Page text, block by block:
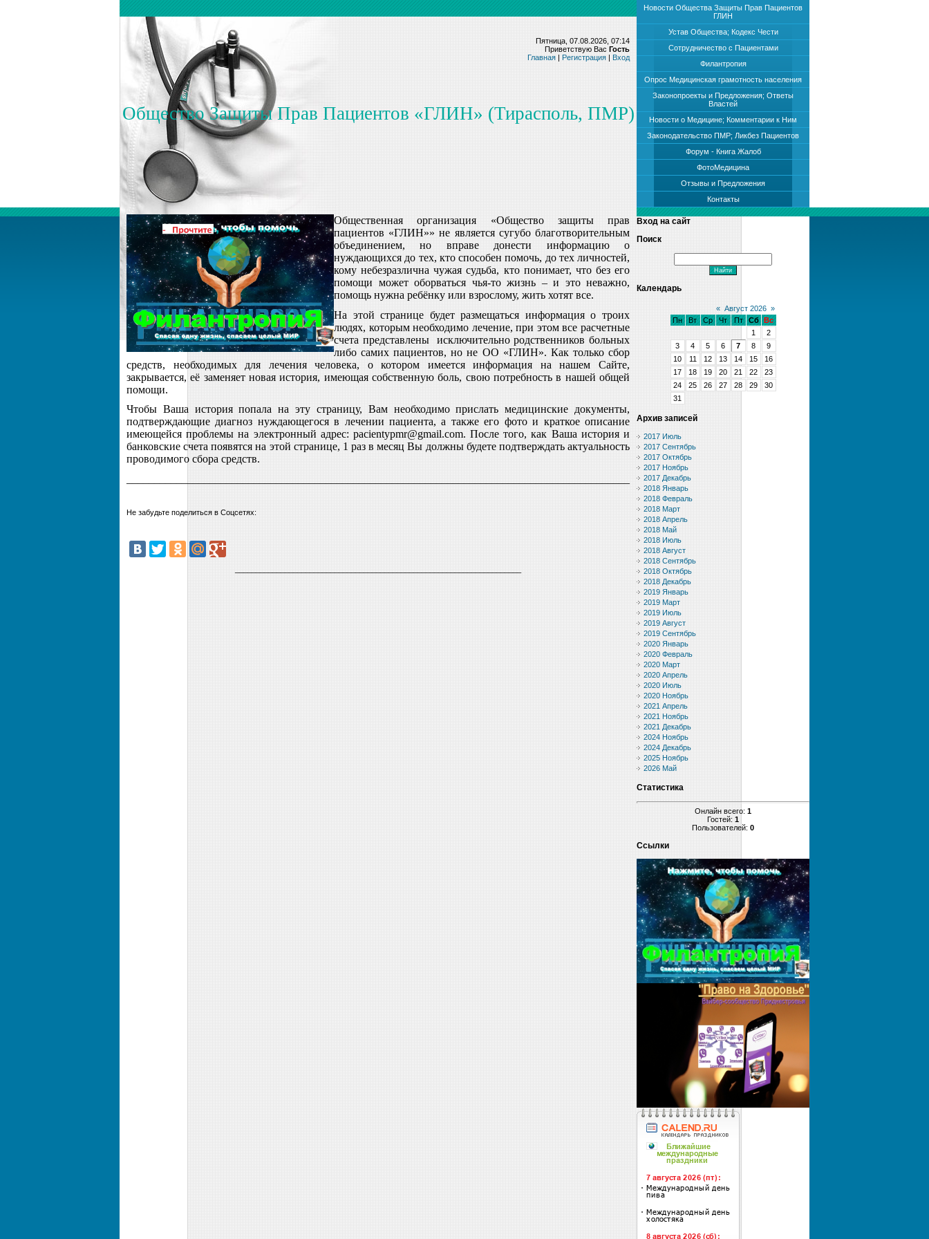
Новости Общества Защиты Прав Пациентов
ГЛИН
Устав Общества; Кодекс Чести
Сотрудничество с Пациентами
Филантропия
Опрос Медицинская грамотность населения
Законопроекты и Предложения; Ответы
Властей
Новости о Медицине; Комментарии к Ним
Законодательство ПМР; Ликбез Пациентов
Форум - Книга Жалоб
ФотоМедицина
Отзывы и Предложения
Контакты
Пятница, 07.08.2026, 07:14
Приветствую Вас Гость
Главная | Регистрация | Вход
Общество Защиты Прав Пациентов «ГЛИН» (Тирасполь, ПМР)
Общественная организация «Общество защиты прав
пациентов «ГЛИН»» не является сугубо благотворительным
объединением, но вправе донести информацию о
нуждающихся до тех, кто способен помочь, до тех личностей,
кому небезразлична чужая судьба, кто понимает, что без его
помощи может оборваться чья-то жизнь – и это неважно,
помощь нужна ребёнку или взрослому, жить хотят все.
На этой странице будет размещаться информация о троих
людях, которым необходимо лечение, при этом все расчетные
счета представлены исключительно родственников больных
либо самих пациентов, но не ОО «ГЛИН». Как только сбор
средств, необходимых для лечения человека, о котором имеется информация на нашем Сайте,
закрывается, её заменяет новая история, имеющая собственную боль, свою потребность в нашей общей
помощи.
Чтобы Ваша история попала на эту страницу, Вам необходимо прислать медицинские документы,
подтверждающие диагноз нуждающегося в лечении пациента, а также его фото и краткое описание
имеющейся проблемы на электронный адрес: pacientypmr@gmail.com. После того, как Ваша история и
банковские счета появятся на этой странице, 1 раз в месяц Вы должны будете подтверждать актуальность
проводимого сбора средств.
Не забудьте поделиться в Соцсетях:
Вход на сайт
Поиск
Календарь
« Август 2026 »
Пн
Вт Ср Чт Пт Сб
Вс
1
2
3
4 5 6 7 8
9
10
11 12 13 14 15
16
17
18 19 20 21 22
23
24
25 26 27 28 29
30
31
Архив записей
2017 Июль
2017 Сентябрь
2017 Октябрь
2017 Ноябрь
2017 Декабрь
2018 Январь
2018 Февраль
2018 Март
2018 Апрель
2018 Май
2018 Июль
2018 Август
2018 Сентябрь
2018 Октябрь
2018 Декабрь
2019 Январь
2019 Март
2019 Июль
2019 Август
2019 Сентябрь
2020 Январь
2020 Февраль
2020 Март
2020 Апрель
2020 Июль
2020 Ноябрь
2021 Апрель
2021 Ноябрь
2021 Декабрь
2024 Ноябрь
2024 Декабрь
2025 Ноябрь
2026 Май
Статистика
Онлайн всего: 1
Гостей: 1
Пользователей: 0
Ссылки